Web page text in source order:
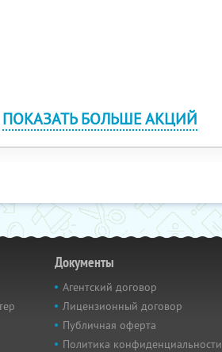
ПОКАЗАТЬ БОЛЬШЕ АКЦИЙ
Документы
Агентский договор
Лицензионный договор
Публичная оферта
Политика конфиденциальности